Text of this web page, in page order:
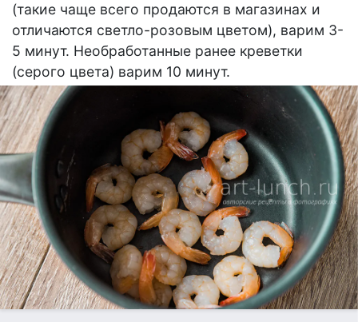
(такие чаще всего продаются в магазинах и
отличаются светло-розовым цветом), варим 3-
5 минут. Необработанные ранее креветки
(серого цвета) варим 10 минут.